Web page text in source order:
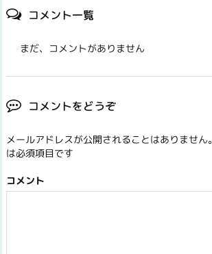
コメント一覧
まだ、コメントがありません
コメントをどうぞ
メールアドレスが公開されることはありません。
は必須項目です
コメント